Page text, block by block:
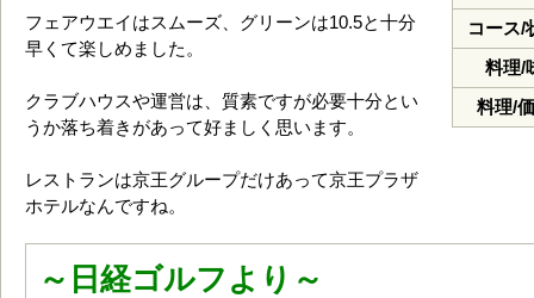
フェアウエイはスムーズ、グリーンは10.5と十分
早くて楽しめました。
クラブハウスや運営は、質素ですが必要十分とい
うか落ち着きがあって好ましく思います。
レストランは京王グループだけあって京王プラザ
ホテルなんですね。
コース/
料理/
料理/
～日経ゴルフより～